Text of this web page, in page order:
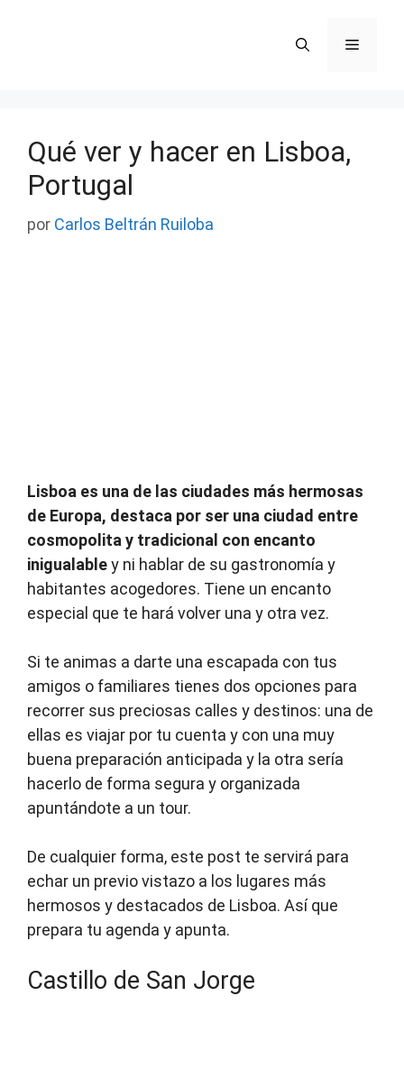
Menú
Qué ver y hacer en Lisboa,
Portugal
por Carlos Beltrán Ruiloba
Lisboa es una de las ciudades más hermosas
de Europa, destaca por ser una ciudad entre
cosmopolita y tradicional con encanto
inigualabley ni hablar de su gastronomía y
habitantes acogedores. Tiene un encanto
especial que te hará volver una y otra vez.
Si te animas a darte una escapada con tus
amigos o familiares tienes dos opciones para
recorrer sus preciosas calles y destinos: una de
ellas es viajar por tu cuenta y con una muy
buena preparación anticipada y la otra sería
hacerlo de forma segura y organizada
apuntándote a un tour.
De cualquier forma, este post te servirá para
echar un previo vistazo a los lugares más
hermosos y destacados de Lisboa. Así que
prepara tu agenda y apunta.
Castillo de San Jorge